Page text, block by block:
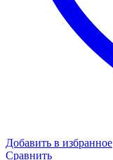
Добавить в избранное
Сравнить